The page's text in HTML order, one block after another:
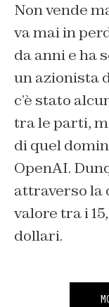
Non vende
va mai in
da anni e ha
un azionista
c’è stato
tra le parti,
di quel
OpenAI.
attraverso la
valore tra i
dollari.